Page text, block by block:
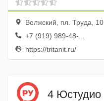
Волжский, пл. Труда, 10
+7 (919) 989-48-...
https://tritanit.ru/
4 Юстудио